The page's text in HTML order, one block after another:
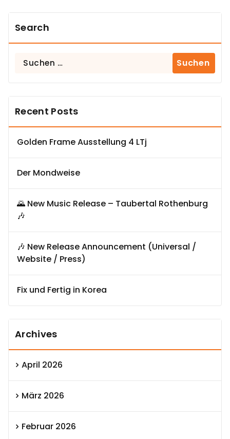
Search
Suchen
Recent Posts
Golden Frame Ausstellung 4 LTj
Der Mondweise
🌄 New Music Release – Taubertal Rothenburg
🎶
🎶 New Release Announcement (Universal /
Website / Press)
Fix und Fertig in Korea
Archives
April 2026
März 2026
Februar 2026